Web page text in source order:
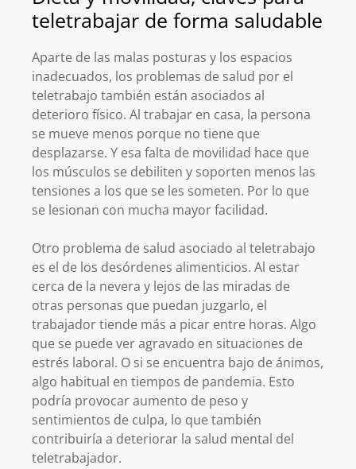
teletrabajar de forma saludable
Aparte de las malas posturas y los espacios
inadecuados, los problemas de salud por el
teletrabajo también están asociados al
deterioro físico. Al trabajar en casa, la persona
se mueve menos porque no tiene que
desplazarse. Y esa falta de movilidad hace que
los músculos se debiliten y soporten menos las
tensiones a los que se les someten. Por lo que
se lesionan con mucha mayor facilidad.
Otro problema de salud asociado al teletrabajo
es el de los desórdenes alimenticios. Al estar
cerca de la nevera y lejos de las miradas de
otras personas que puedan juzgarlo, el
trabajador tiende más a picar entre horas. Algo
que se puede ver agravado en situaciones de
estrés laboral. O si se encuentra bajo de ánimos,
algo habitual en tiempos de pandemia. Esto
podría provocar aumento de peso y
sentimientos de culpa, lo que también
contribuiría a deteriorar la salud mental del
teletrabajador.